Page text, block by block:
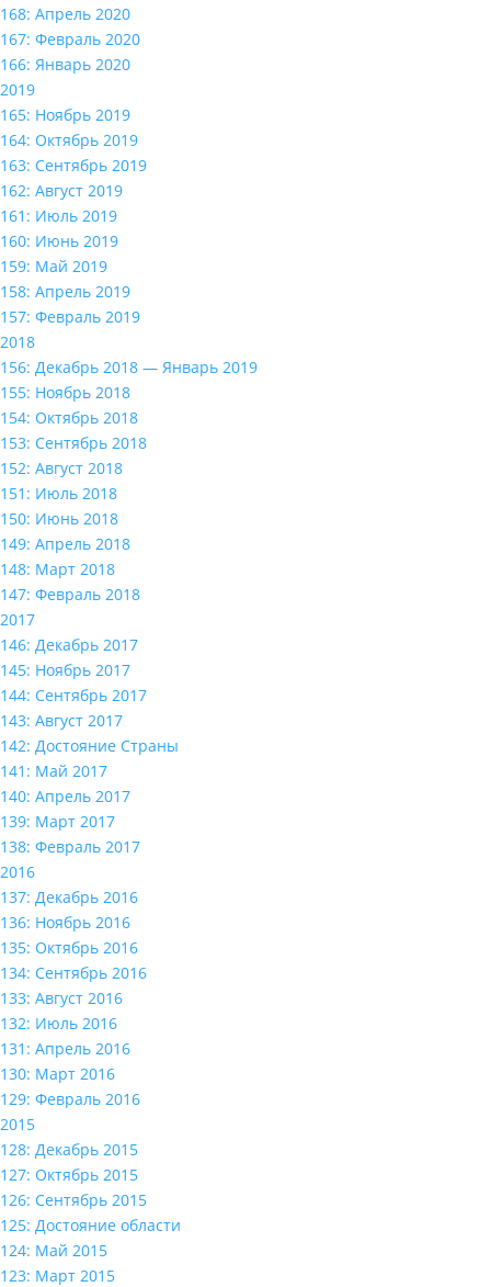
168: Апрель 2020
167: Февраль 2020
166: Январь 2020
2019
165: Ноябрь 2019
164: Октябрь 2019
163: Сентябрь 2019
162: Август 2019
161: Июль 2019
160: Июнь 2019
159: Май 2019
158: Апрель 2019
157: Февраль 2019
2018
156: Декабрь 2018 — Январь 2019
155: Ноябрь 2018
154: Октябрь 2018
153: Сентябрь 2018
152: Август 2018
151: Июль 2018
150: Июнь 2018
149: Апрель 2018
148: Март 2018
147: Февраль 2018
2017
146: Декабрь 2017
145: Ноябрь 2017
144: Сентябрь 2017
143: Август 2017
142: Достояние Страны
141: Май 2017
140: Апрель 2017
139: Март 2017
138: Февраль 2017
2016
137: Декабрь 2016
136: Ноябрь 2016
135: Октябрь 2016
134: Сентябрь 2016
133: Август 2016
132: Июль 2016
131: Апрель 2016
130: Март 2016
129: Февраль 2016
2015
128: Декабрь 2015
127: Октябрь 2015
126: Сентябрь 2015
125: Достояние области
124: Май 2015
123: Март 2015